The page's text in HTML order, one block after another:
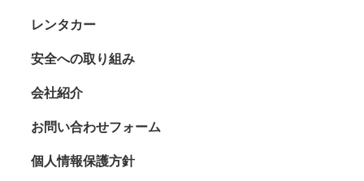
レンタカー
安全への取り組み
会社紹介
お問い合わせフォーム
個人情報保護方針